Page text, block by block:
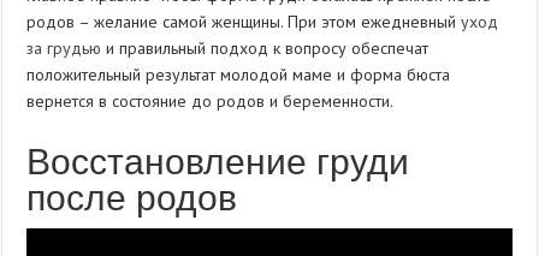
родов – желание самой женщины. При этом ежедневныйуход
за грудью и правильный подход к вопросу обеспечат
положительный результат молодой маме и форма бюста
вернется в состояние до родов и беременности.
Восстановление груди
после родов